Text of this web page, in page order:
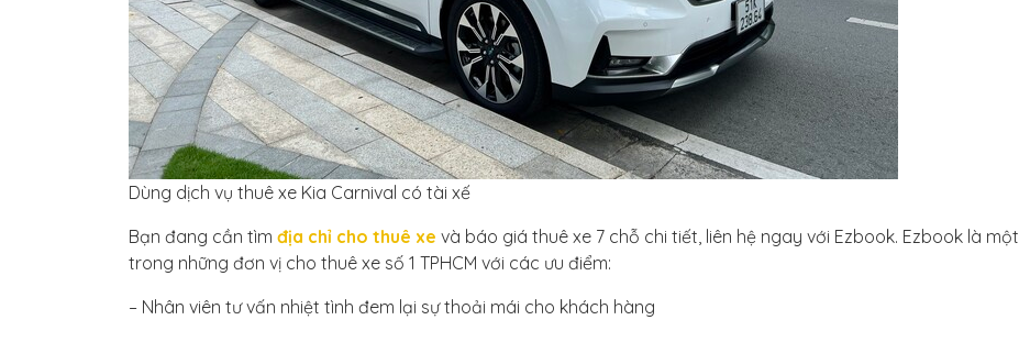
Dùng dịch vụ thuê xe Kia Carnival có tài xế
Bạn đang cần tìm địa chỉ cho thuê xe và báo giá thuê xe 7 chỗ chi tiết, liên hệ ngay với Ezbook. Ezbook là một
trong những đơn vị cho thuê xe số 1 TPHCM với các ưu điểm:
– Nhân viên tư vấn nhiệt tình đem lại sự thoải mái cho khách hàng